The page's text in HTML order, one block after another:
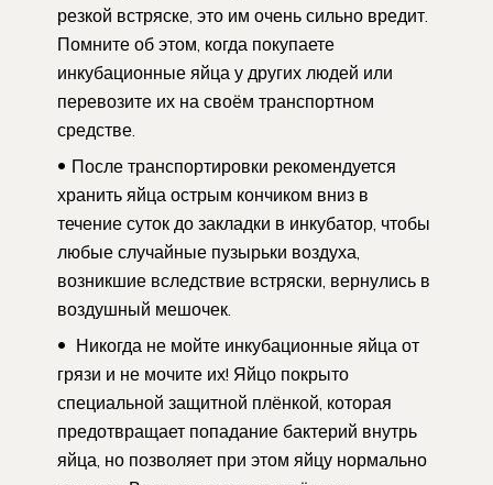
резкой встряске, это им очень сильно вредит.
Помните об этом, когда покупаете
инкубационные яйца у других людей или
перевозите их на своём транспортном
средстве.
После транспортировки рекомендуется
хранить яйца острым кончиком вниз в
течение суток до закладки в инкубатор, чтобы
любые случайные пузырьки воздуха,
возникшие вследствие встряски, вернулись в
воздушный мешочек.
Никогда не мойте инкубационные яйца от
грязи и не мочите их! Яйцо покрыто
специальной защитной плёнкой, которая
предотвращает попадание бактерий внутрь
яйца, но позволяет при этом яйцу нормально